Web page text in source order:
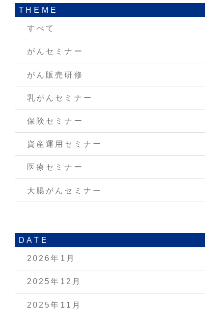
THEME
すべて
がんセミナー
がん販売研修
乳がんセミナー
保険セミナー
資産運用セミナー
医療セミナー
大腸がんセミナー
DATE
2026年1月
2025年12月
2025年11月